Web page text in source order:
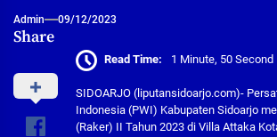
Admin 09/12/2023
Share
Read Time: 1 Minute, 50 Second
SIDOARJO (liputansidoarjo.com)-
Indonesia (PWI) Kabupaten Sidoarjo
(Raker) II Tahun 2023 di Villa Attaka